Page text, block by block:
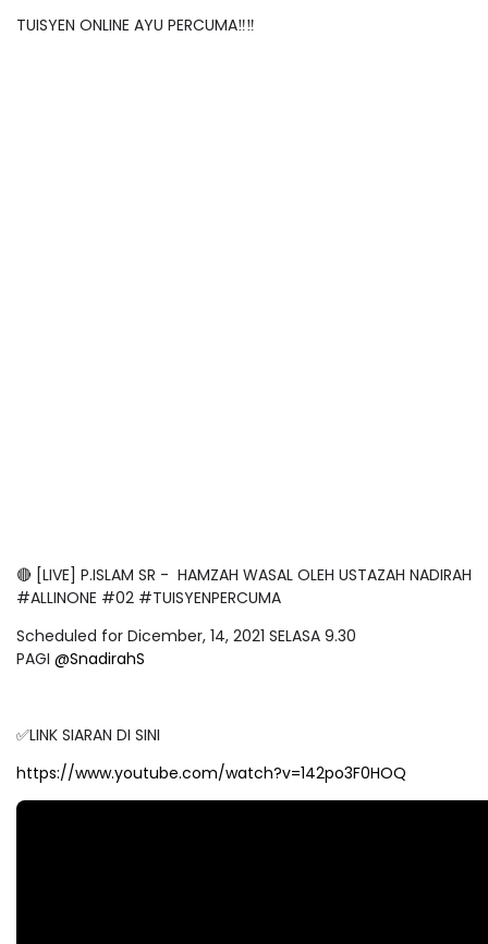
TUISYEN ONLINE AYU PERCUMA‼️‼️
🔴 [LIVE] P.ISLAM SR - HAMZAH WASAL OLEH USTAZAH NADIRAH
#ALLINONE #02 #TUISYENPERCUMA
Scheduled for Dicember, 14, 2021 SELASA 9.30
PAGI @SnadirahS
✅LINK SIARAN DI SINI
https://www.youtube.com/watch?v=142po3F0HOQ